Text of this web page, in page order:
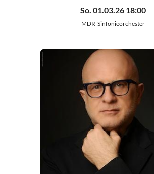
So. 01.03.26 18:00
MDR-Sinfonieorchester